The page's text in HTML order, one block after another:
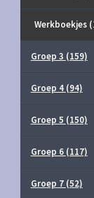
Werkboekjes
Groep 3 (159)
Groep 4 (94)
Groep 5 (150)
Groep 6 (117)
Groep 7 (52)